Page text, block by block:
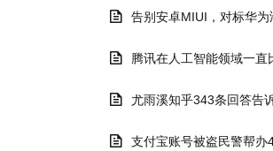
告别安卓MIUI，对标华
腾讯在人工智能领域一直
尤雨溪知乎343条回答告
支付宝账号被盗民警帮办